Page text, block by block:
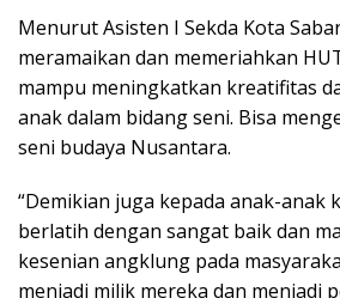
Menurut Asisten I Sekda Kota
meramaikan dan memeriahkan
mampu meningkatkan kreatifitas
anak dalam bidang seni. Bisa
seni budaya Nusantara.
“Demikian juga kepada anak-anak
berlatih dengan sangat baik dan
kesenian angklung pada
menjadi milik mereka dan menjadi